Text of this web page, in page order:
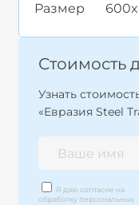
Размер
Стоимость
Узнать
«Евразия Steel
Я даю согласие на
обработку персональных